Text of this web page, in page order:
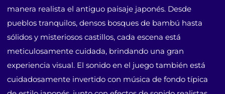
manera realista el antiguo paisaje japonés. Desde
pueblos tranquilos, densos bosques de bambú hasta
sólidos y misteriosos castillos, cada escena está
meticulosamente cuidada, brindando una gran
experiencia visual. El sonido en el juego también está
cuidadosamente invertido con música de fondo típica